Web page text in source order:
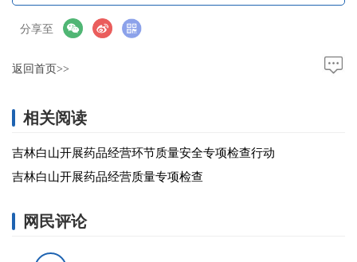
分享至
返回首页>>
相关阅读
吉林白山开展药品经营环节质量安全专项检查行动
吉林白山开展药品经营质量专项检查
网民评论